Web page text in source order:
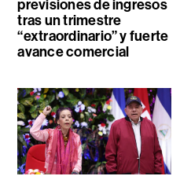
previsiones de ingresos
tras un trimestre
“extraordinario” y fuerte
avance comercial